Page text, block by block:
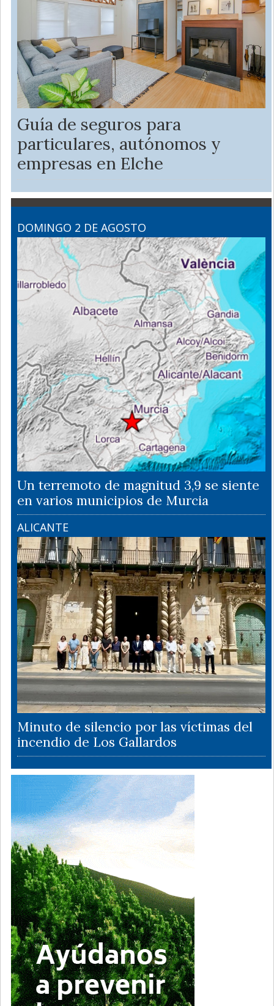
Guía de seguros para
particulares, autónomos y
empresas en Elche
DOMINGO 2 DE AGOSTO
Un terremoto de magnitud 3,9 se siente
en varios municipios de Murcia
ALICANTE
Minuto de silencio por las víctimas del
incendio de Los Gallardos